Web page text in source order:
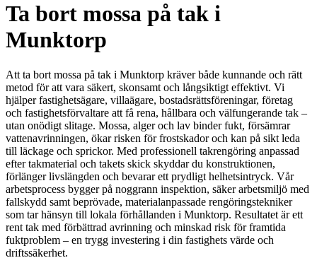
Ta bort mossa på tak i
Munktorp
Att ta bort mossa på tak i Munktorp kräver både kunnande och rätt
metod för att vara säkert, skonsamt och långsiktigt effektivt. Vi
hjälper fastighetsägare, villaägare, bostadsrättsföreningar, företag
och fastighetsförvaltare att få rena, hållbara och välfungerande tak –
utan onödigt slitage. Mossa, alger och lav binder fukt, försämrar
vattenavrinningen, ökar risken för frostskador och kan på sikt leda
till läckage och sprickor. Med professionell takrengöring anpassad
efter takmaterial och takets skick skyddar du konstruktionen,
förlänger livslängden och bevarar ett prydligt helhetsintryck. Vår
arbetsprocess bygger på noggrann inspektion, säker arbetsmiljö med
fallskydd samt beprövade, materialanpassade rengöringstekniker
som tar hänsyn till lokala förhållanden i Munktorp. Resultatet är ett
rent tak med förbättrad avrinning och minskad risk för framtida
fuktproblem – en trygg investering i din fastighets värde och
driftssäkerhet.